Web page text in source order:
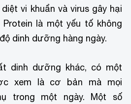
vi khuẩn và virus gây hại
là một yếu tố không
dinh dưỡng hàng ngày.
dinh dưỡng khác, có một
xem là cơ bản mà mọi
trong một ngày. Một số